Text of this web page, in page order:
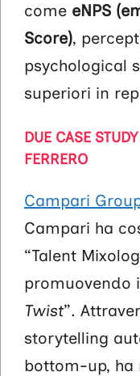
come eNPS
Score),
psychological
superiori in
DUE CASE
FERRERO
Campari
Campari ha
“Talent
promuovendo
Twist”.
storytelling
bottom-up, ha